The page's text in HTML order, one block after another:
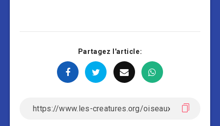
Partagez l'article: